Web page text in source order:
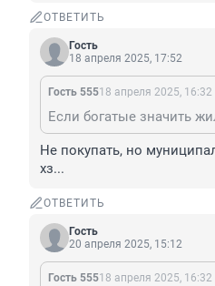
ОТВЕТИТЬ
Гость
18 апреля 2025, 17:52
Гость 55518 апреля 2025, 16:32
Не покупать, но
хз...
ОТВЕТИТЬ
Гость
20 апреля 2025, 15:12
Гость 55518 апреля 2025, 16:32